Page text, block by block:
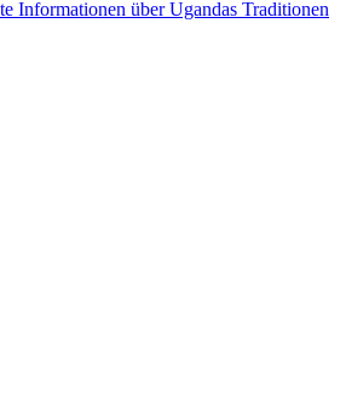
Informationen über Ugandas Traditionen